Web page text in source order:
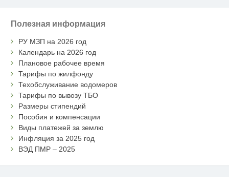
Полезная информация
РУ МЗП на 2026 год
Календарь на 2026 год
Плановое рабочее время
Тарифы по жилфонду
Техобслуживание водомеров
Тарифы по вывозу ТБО
Размеры стипендий
Пособия и компенсации
Виды платежей за землю
Инфляция за 2025 год
ВЭД ПМР – 2025